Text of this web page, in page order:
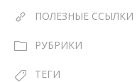
ПОЛЕЗНЫЕ ССЫЛКИ
РУБРИКИ
ТЕГИ